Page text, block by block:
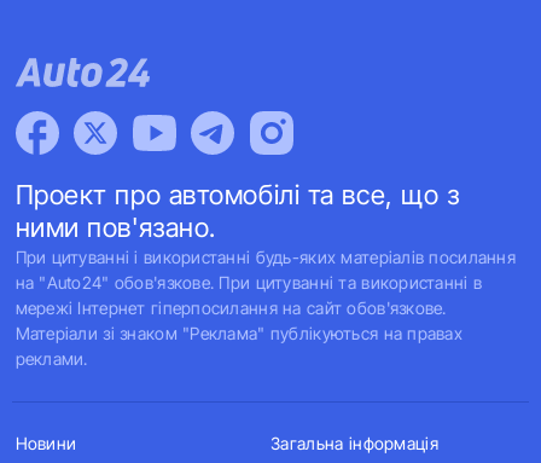
Проект про автомобілі та все, що з
ними пов'язано.
При цитуванні і використанні будь-яких матеріалів посилання
на "Auto24" обов'язкове. При цитуванні та використанні в
мережі Інтернет гіперпосилання на сайт обов'язкове.
Матеріали зі знаком "Реклама" публікуються на правах
реклами.
Новини Загальна інформація